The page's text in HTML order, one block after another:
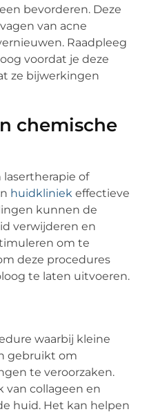
bevorderen. Deze
van acne
Raadpleeg
voordat je deze
ze bijwerkingen
chemische
of
huidkliniek effectieve
kunnen de
verwijderen en
om te
deze procedures
te laten uitvoeren.
waarbij kleine
gebruikt om
te veroorzaken.
van collageen en
huid. Het kan helpen